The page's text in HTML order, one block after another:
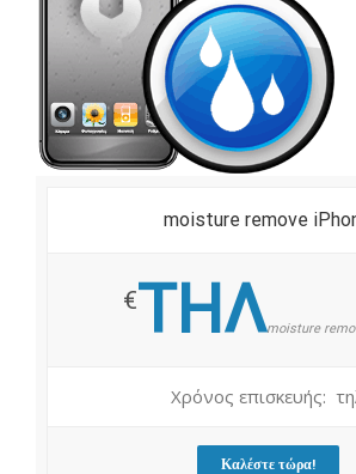
moisture remove
€ΤΗΛmoisture
Χρόνος επισκευής:
Καλέστε τώρα!